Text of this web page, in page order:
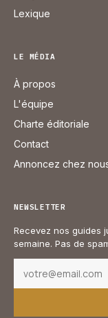
Lexique
LE MÉDIA
À propos
L'équipe
Charte éditoriale
Contact
Annoncez chez
NEWSLETTER
Recevez nos guides
semaine. Pas de